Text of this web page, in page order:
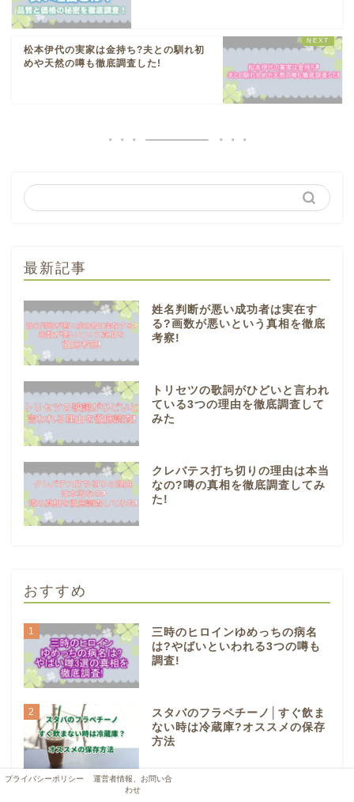
松本伊代の実家は金持ち?夫との馴れ初
めや天然の噂も徹底調査した!
最新記事
姓名判断が悪い成功者は実在す
る?画数が悪いという真相を徹底
考察!
トリセツの歌詞がひどいと言われ
ている3つの理由を徹底調査して
みた
クレバテス打ち切りの理由は本当
なの?噂の真相を徹底調査してみ
た!
おすすめ
1
三時のヒロインゆめっちの病名
は?やばいといわれる3つの噂も
調査!
2
スタバのフラペチーノ│すぐ飲ま
ない時は冷蔵庫?オススメの保存
方法
プライバシーポリシー
運営者情報、お問い合
わせ